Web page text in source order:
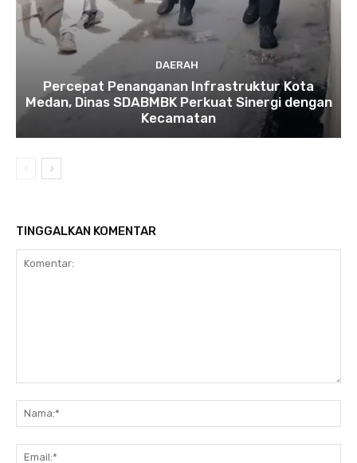
DAERAH
Percepat Penanganan Infrastruktur Kota
Medan, Dinas SDABMBK Perkuat Sinergi dengan
Kecamatan
TINGGALKAN KOMENTAR